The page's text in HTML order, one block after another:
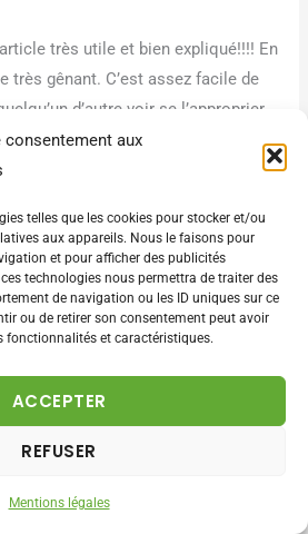
consentement aux
telles que les cookies pour stocker et/ou
aux appareils. Nous le faisons pour
et pour afficher des publicités
technologies nous permettra de traiter des
de navigation ou les ID uniques sur ce
ou de retirer son consentement peut avoir
fonctionnalités et caractéristiques.
ACCEPTER
REFUSER
Mentions légales
très utile et bien expliqué!!!! En
très gênant. C’est assez facile de
d’autre voir se l’approprier.
Répondre
À 19H18
encore rien), sait t-on jamais.